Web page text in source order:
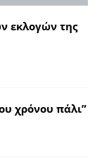
εκλογών της
χρόνου πάλι”